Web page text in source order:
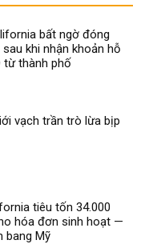
bất ngờ đóng
khi nhận khoản hỗ
từ thành phố
vạch trần trò lừa bịp
tiêu tốn 34.000
hóa đơn sinh hoạt —
bang Mỹ